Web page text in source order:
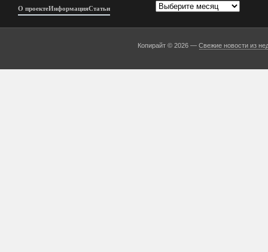
О проектеИнформацияСтатьи Архивы
Копирайт © 2026 —Свежие новости из